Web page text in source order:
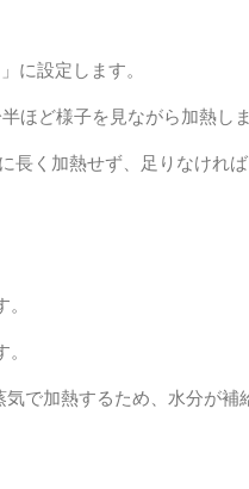
に設定します。
ほど様子を見ながら加熱しま
く加熱せず、足りなければ
で加熱するため、水分が補